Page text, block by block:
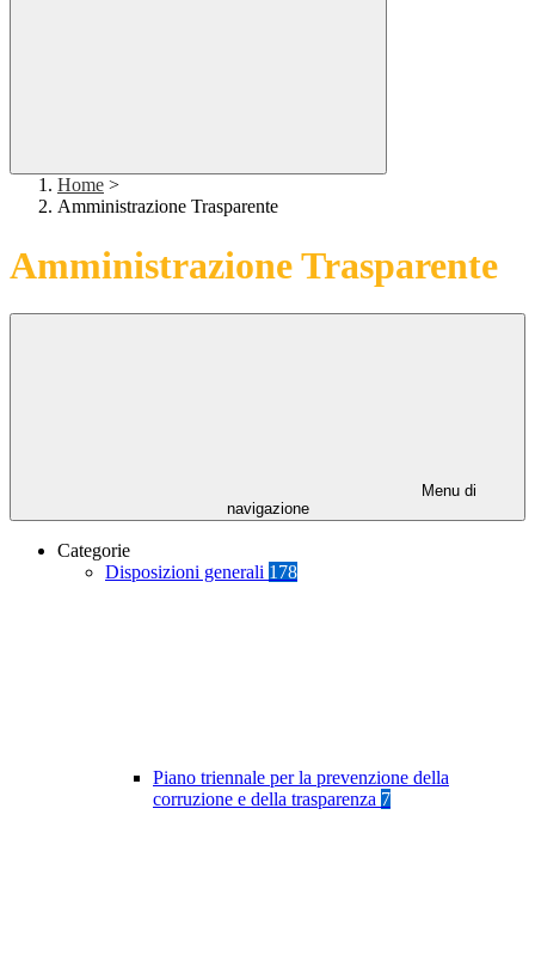
Home >
Amministrazione Trasparente
Amministrazione Trasparente
Menu di
navigazione
Categorie
Disposizioni generali 178
Piano triennale per la prevenzione della
corruzione e della trasparenza 7